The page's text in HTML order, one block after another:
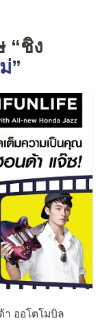
“ชิง
”
ออโตโมบิล